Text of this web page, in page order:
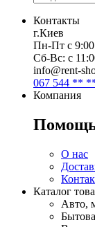
Контакты
г.Киев
Пн-Пт с 9:00
Сб-Вс: с
info@rent-
067 544 **
Компания
О нас
Каталог
Авто,